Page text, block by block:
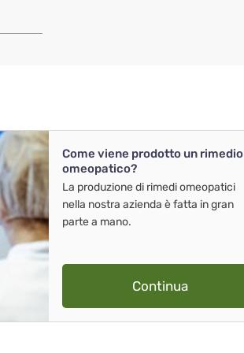
Come viene prodotto un rimedio
omeopatico?
La produzione di rimedi omeopatici
nella nostra azienda è fatta in gran
parte a mano.
Continua